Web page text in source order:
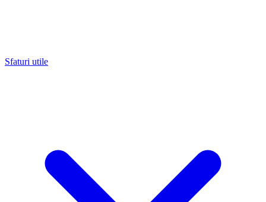
Sfaturi utile